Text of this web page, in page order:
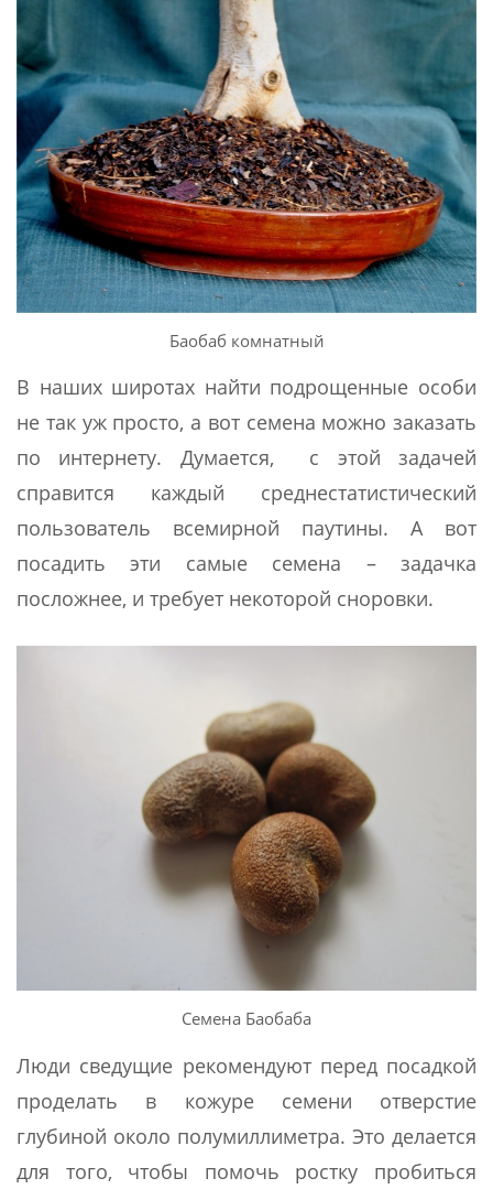
Баобаб комнатный
В наших широтах найти подрощенные особи
не так уж просто, а вот семена можно заказать
по интернету. Думается, с этой задачей
справится каждый среднестатистический
пользователь всемирной паутины. А вот
посадить эти самые семена – задачка
посложнее, и требует некоторой сноровки.
Семена Баобаба
Люди сведущие рекомендуют перед посадкой
проделать в кожуре семени отверстие
глубиной около полумиллиметра. Это делается
для того, чтобы помочь ростку пробиться